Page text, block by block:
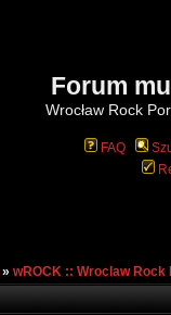
Forum
Wrocław Rock
FAQ
» wROCK :: Wroclaw Rock